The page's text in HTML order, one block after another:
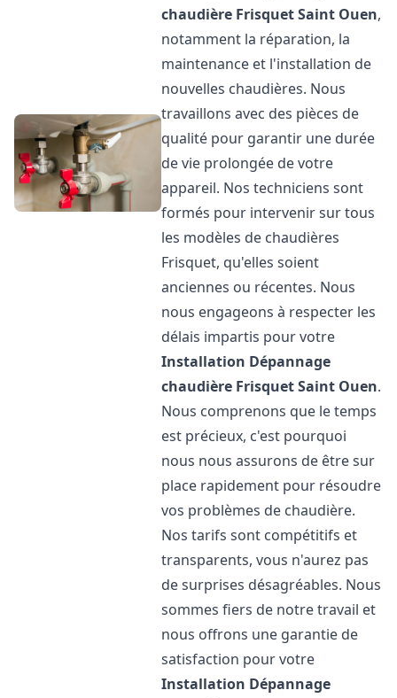
chaudière FrisquetSaint Ouen,
notamment la réparation, la
maintenance et l'installation de
nouvelles chaudières. Nous
travaillons avec des pièces de
qualité pour garantir une durée
de vie prolongée de votre
appareil. Nos techniciens sont
formés pour intervenir sur tous
les modèles de chaudières
Frisquet, qu'elles soient
anciennes ou récentes. Nous
nous engageons à respecter les
délais impartis pour votre
Installation Dépannage
chaudière FrisquetSaint Ouen.
Nous comprenons que le temps
est précieux, c'est pourquoi
nous nous assurons de être sur
place rapidement pour résoudre
vos problèmes de chaudière.
Nos tarifs sont compétitifs et
transparents, vous n'aurez pas
de surprises désagréables. Nous
sommes fiers de notre travail et
nous offrons une garantie de
satisfaction pour votre
Installation Dépannage